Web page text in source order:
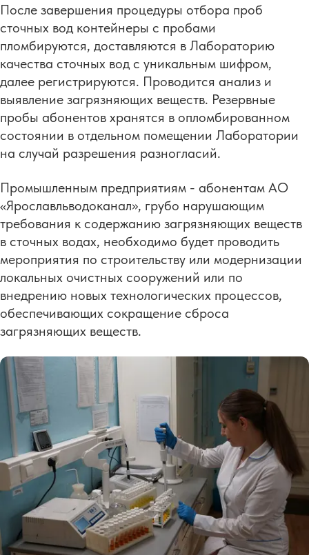
После завершения процедуры отбора проб
сточных вод контейнеры с пробами
пломбируются, доставляются в Лабораторию
качества сточных вод с уникальным шифром,
далее регистрируются. Проводится анализ и
выявление загрязняющих веществ. Резервные
пробы абонентов хранятся в опломбированном
состоянии в отдельном помещении Лаборатории
на случай разрешения разногласий.
Промышленным предприятиям - абонентам АО
«Ярославльводоканал», грубо нарушающим
требования к содержанию загрязняющих веществ
в сточных водах, необходимо будет проводить
мероприятия по строительству или модернизации
локальных очистных сооружений или по
внедрению новых технологических процессов,
обеспечивающих сокращение сброса
загрязняющих веществ.